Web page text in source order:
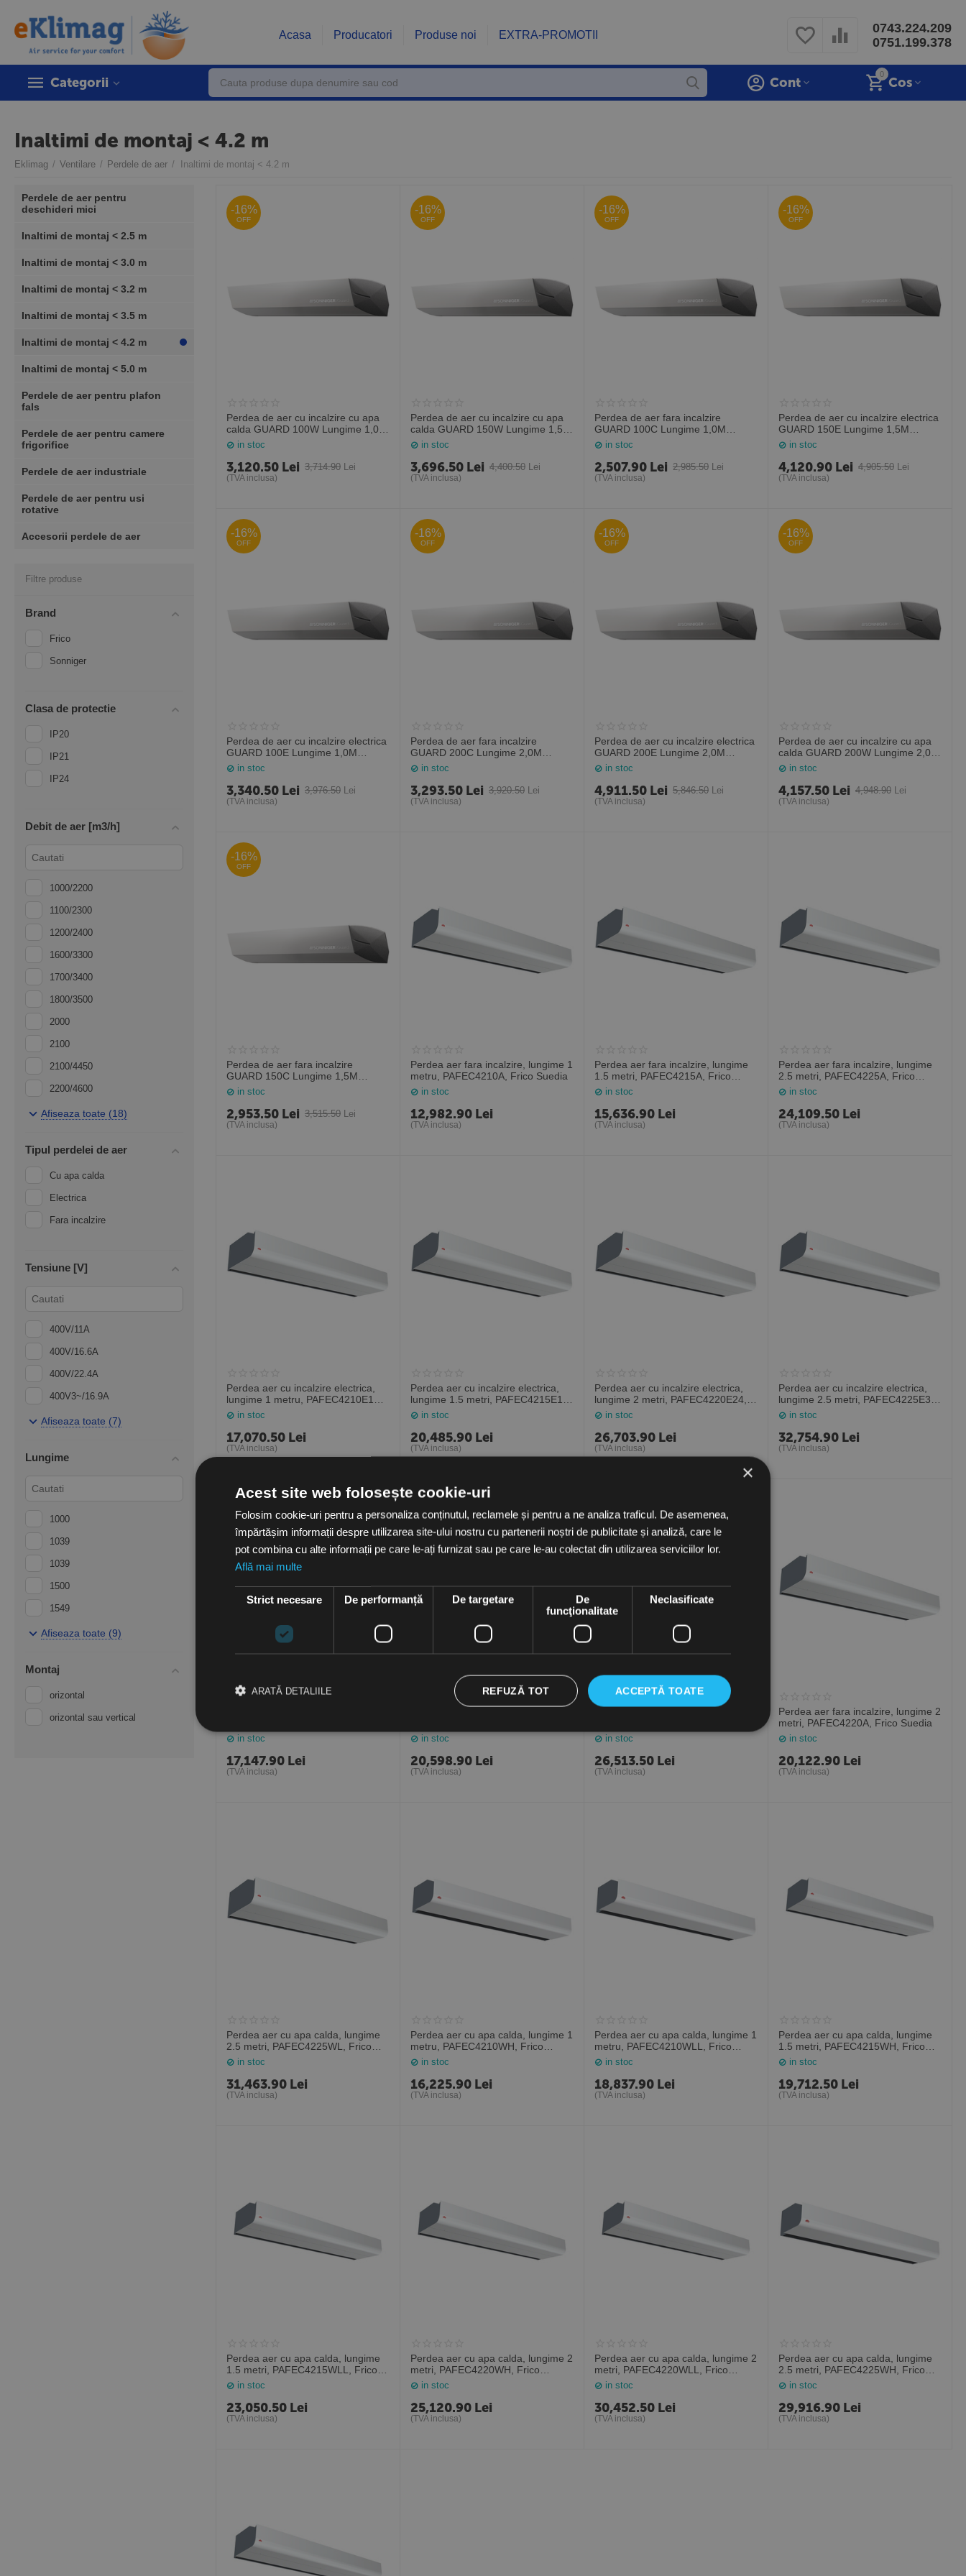
Acasa Producatori Produse noi EXTRA-PROMOTII
0743.224.209
0751.199.378
Categorii
0
Cos
Cont
Inaltimi de montaj < 4.2 m
Eklimag / Ventilare / Perdele de aer / Inaltimi de montaj < 4.2 m
-16%
OFF
Perdea de aer cu incalzire cu apa
calda GUARD 100W Lungime 1,0M
(Sonniger Polonia)
in stoc
3,714.90 Lei
3,120.50 Lei
(TVA inclusa)
-16%
OFF
Perdea de aer cu incalzire cu apa
calda GUARD 150W Lungime 1,5M
(Sonniger Polonia)
in stoc
4,400.50 Lei
3,696.50 Lei
(TVA inclusa)
-16%
OFF
Perdea de aer fara incalzire
GUARD 100C Lungime 1,0M
(Sonniger Polonia)
in stoc
2,985.50 Lei
2,507.90 Lei
(TVA inclusa)
-16%
OFF
Perdea de aer cu incalzire electrica
GUARD 150E Lungime 1,5M
(Sonniger Polonia)
in stoc
4,905.50 Lei
4,120.90 Lei
(TVA inclusa)
-16%
OFF
Perdea de aer cu incalzire electrica
GUARD 100E Lungime 1,0M
(Sonniger Polonia)
in stoc
3,976.50 Lei
3,340.50 Lei
(TVA inclusa)
-16%
OFF
Perdea de aer fara incalzire
GUARD 200C Lungime 2,0M
(Sonniger Polonia)
in stoc
3,920.50 Lei
3,293.50 Lei
(TVA inclusa)
-16%
OFF
Perdea de aer cu incalzire electrica
GUARD 200E Lungime 2,0M
(Sonniger Polonia)
in stoc
5,846.50 Lei
4,911.50 Lei
(TVA inclusa)
-16%
OFF
Perdea de aer cu incalzire cu apa
calda GUARD 200W Lungime 2,0M
(Sonniger Polonia)
in stoc
4,948.90 Lei
4,157.50 Lei
(TVA inclusa)
-16%
OFF
Perdea de aer fara incalzire
GUARD 150C Lungime 1,5M
(Sonniger Polonia)
in stoc
3,515.50 Lei
2,953.50 Lei
(TVA inclusa)
Perdea aer fara incalzire, lungime 1
metru, PAFEC4210A, Frico Suedia
in stoc
12,982.90 Lei
(TVA inclusa)
Perdea aer fara incalzire, lungime
1.5 metri, PAFEC4215A, Frico
Suedia
in stoc
15,636.90 Lei
(TVA inclusa)
Perdea aer fara incalzire, lungime
2.5 metri, PAFEC4225A, Frico
Suedia
in stoc
24,109.50 Lei
(TVA inclusa)
Perdea aer cu incalzire electrica,
lungime 1 metru, PAFEC4210E12,
Frico Suedia
in stoc
17,070.50 Lei
(TVA inclusa)
Perdea aer cu incalzire electrica,
lungime 1.5 metri, PAFEC4215E18,
Frico Suedia
in stoc
20,485.90 Lei
(TVA inclusa)
Perdea aer cu incalzire electrica,
lungime 2 metri, PAFEC4220E24,
Frico Suedia
in stoc
26,703.90 Lei
(TVA inclusa)
Perdea aer cu incalzire electrica,
lungime 2.5 metri, PAFEC4225E30,
Frico Suedia
in stoc
32,754.90 Lei
(TVA inclusa)
Suedia
in stoc
17,147.90 Lei
(TVA inclusa)
Suedia
in stoc
20,598.90 Lei
(TVA inclusa)
in stoc
26,513.50 Lei
(TVA inclusa)
Perdea aer fara incalzire, lungime 2
metri, PAFEC4220A, Frico Suedia
in stoc
20,122.90 Lei
(TVA inclusa)
Perdea aer cu apa calda, lungime
2.5 metri, PAFEC4225WL, Frico
Suedia
in stoc
31,463.90 Lei
(TVA inclusa)
Perdea aer cu apa calda, lungime 1
metru, PAFEC4210WH, Frico
Suedia
in stoc
16,225.90 Lei
(TVA inclusa)
Perdea aer cu apa calda, lungime 1
metru, PAFEC4210WLL, Frico
Suedia
in stoc
18,837.90 Lei
(TVA inclusa)
Perdea aer cu apa calda, lungime
1.5 metri, PAFEC4215WH, Frico
Suedia
in stoc
19,712.50 Lei
(TVA inclusa)
Perdea aer cu apa calda, lungime
1.5 metri, PAFEC4215WLL, Frico
Suedia
in stoc
23,050.50 Lei
(TVA inclusa)
Perdea aer cu apa calda, lungime 2
metri, PAFEC4220WH, Frico
Suedia
in stoc
25,120.90 Lei
(TVA inclusa)
Perdea aer cu apa calda, lungime 2
metri, PAFEC4220WLL, Frico
Suedia
in stoc
30,452.50 Lei
(TVA inclusa)
Perdea aer cu apa calda, lungime
2.5 metri, PAFEC4225WH, Frico
Suedia
in stoc
29,916.90 Lei
(TVA inclusa)
Perdele de aer pentru
deschideri mici
Inaltimi de montaj < 2.5 m
Inaltimi de montaj < 3.0 m
Inaltimi de montaj < 3.2 m
Inaltimi de montaj < 3.5 m
Inaltimi de montaj < 4.2 m
Inaltimi de montaj < 5.0 m
Perdele de aer pentru plafon
fals
Perdele de aer pentru camere
frigorifice
Perdele de aer industriale
Perdele de aer pentru usi
rotative
Accesorii perdele de aer
Filtre produse
Brand
Frico
Sonniger
Clasa de protectie
IP20
IP21
IP24
Debit de aer [m3/h]
1000/2200
1100/2300
1200/2400
1600/3300
1700/3400
1800/3500
2000
2100
2100/4450
2200/4600
2300/4700
2800/5750
3100/6150
3600
3700
5000
Afiseaza toate (18)
Tipul perdelei de aer
Cu apa calda
Electrica
Fara incalzire
Tensiune [V]
400V/11A
400V/16.6A
400V/22.4A
400V3~/16.9A
400V3~/26.0A
400V3~/42.9A
Afiseaza toate (7)
Lungime
1000
1039
1039
1500
1549
1549
2039
2549
Afiseaza toate (9)
Montaj
orizontal
orizontal sau vertical
×
Acest site web folosește cookie-uri
Folosim cookie-uri pentru a personaliza conținutul, reclamele și pentru a ne analiza traficul. De asemenea,
împărtășim informații despre utilizarea site-ului nostru cu partenerii noștri de publicitate și analiză, care le
pot combina cu alte informații pe care le-ați furnizat sau pe care le-au colectat din utilizarea serviciilor lor.
Află mai multe
Strict necesare De performanță De targetare
De
funcţionalitate
Neclasificate
ACCEPTĂ TOATE
REFUZĂ TOT
ARATĂ DETALIILE